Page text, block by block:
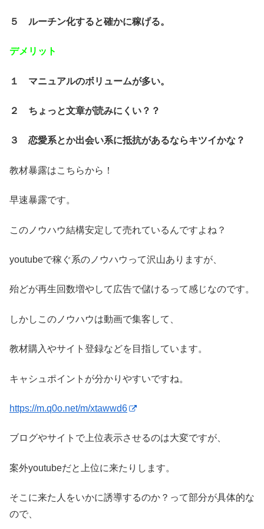
５ ルーチン化すると確かに稼げる。
デメリット
１ マニュアルのボリュームが多い。
２ ちょっと文章が読みにくい？？
３ 恋愛系とか出会い系に抵抗があるならキツイかな？
教材暴露はこちらから！
早速暴露です。
このノウハウ結構安定して売れているんですよね？
youtubeで稼ぐ系のノウハウって沢山ありますが、
殆どが再生回数増やして広告で儲けるって感じなのです。
しかしこのノウハウは動画で集客して、
教材購入やサイト登録などを目指しています。
キャシュポイントが分かりやすいですね。
https://m.q0o.net/m/xtawwd6
ブログやサイトで上位表示させるのは大変ですが、
案外youtubeだと上位に来たりします。
そこに来た人をいかに誘導するのか？って部分が具体的な
ので、